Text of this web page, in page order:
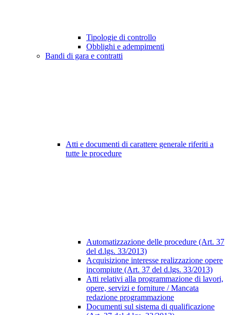
Tipologie di controllo
Obblighi e adempimenti
Bandi di gara e contratti
Atti e documenti di carattere generale riferiti a
tutte le procedure
Automatizzazione delle procedure (Art. 37
del d.lgs. 33/2013)
Acquisizione interesse realizzazione opere
incompiute (Art. 37 del d.lgs. 33/2013)
Atti relativi alla programmazione di lavori,
opere, servizi e forniture / Mancata
redazione programmazione
Documenti sul sistema di qualificazione